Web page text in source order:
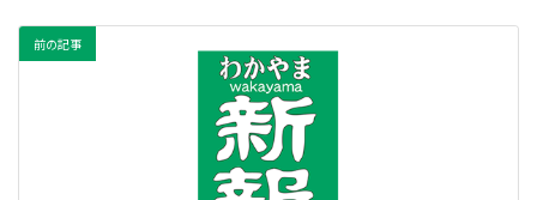
前の記事